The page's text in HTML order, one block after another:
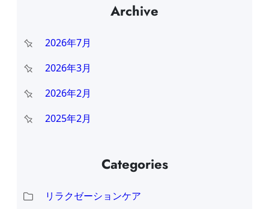
Archive
2026年7月
2026年3月
2026年2月
2025年2月
Categories
リラクゼーションケア